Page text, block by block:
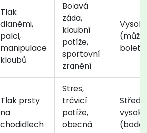
Tlak
dlaněmi,
palci,
manipulace
kloubů
Bolavá
záda,
kloubní
potíže,
sportovní
zranění
(může
bolet)
Tlak prsty
na
chodidlech
Stres,
trávicí
potíže,
obecná
vysoká